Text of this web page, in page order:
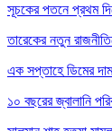
সূচকের পতনে প্রথম
তারেকের নতুন
এক সপ্তাহে ডিমের
১০ বছরের জ্বালানি